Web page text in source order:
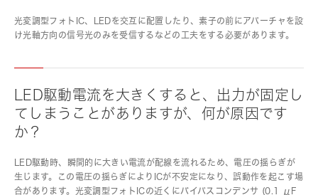
光変調型フォトIC、LEDを交互に配置したり、素子の前にアパーチャを設
け光軸方向の信号光のみを受信するなどの工夫をする必要があります。
LED駆動電流を大きくすると、出力が固定し
てしまうことがありますが、何が原因です
か？
LED駆動時、瞬間的に大きい電流が配線を流れるため、電圧の揺らぎが
生じます。この電圧の揺らぎによりICが不安定になり、誤動作を起こす場
合があります。光変調型フォトICの近くにバイパスコンデンサ (0.1 μF